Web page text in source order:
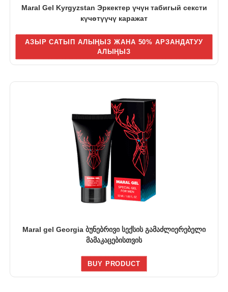
Maral Gel Kyrgyzstan Эркектер үчүн табигый сексти
күчөтүүчү каражат
АЗЫР САТЫП АЛЫҢЫЗ ЖАНА 50% АРЗАНДАТУУ
АЛЫҢЫЗ
Maral gel Georgia ბუნებრივი სექსის გამაძლიერებელი
მამაკაცებისთვის
BUY PRODUCT